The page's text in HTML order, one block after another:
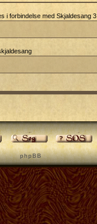
i forbindelse med Skjaldesang 3
p h p B B